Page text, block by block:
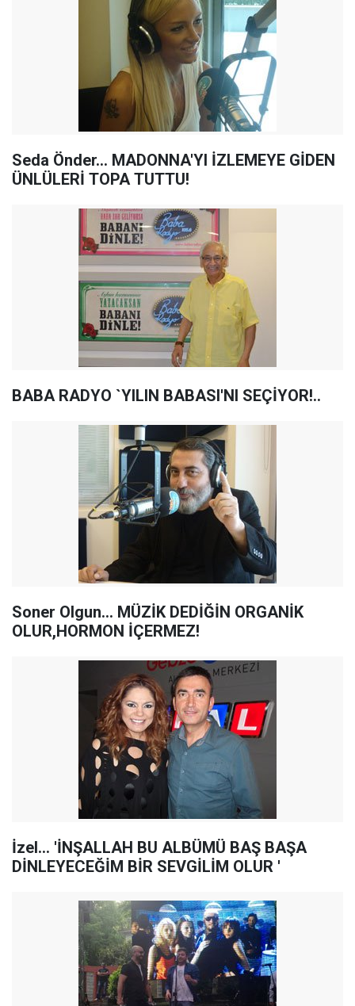
Seda Önder... MADONNA'YI İZLEMEYE GİDEN
ÜNLÜLERİ TOPA TUTTU!
BABA RADYO `YILIN BABASI'NI SEÇİYOR!..
Soner Olgun... MÜZİK DEDİĞİN ORGANİK
OLUR,HORMON İÇERMEZ!
İzel... 'İNŞALLAH BU ALBÜMÜ BAŞ BAŞA
DİNLEYECEĞİM BİR SEVGİLİM OLUR '